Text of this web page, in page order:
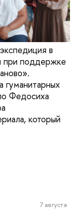
в
при поддержке
гуманитарных
Федосиха
который
7 августа